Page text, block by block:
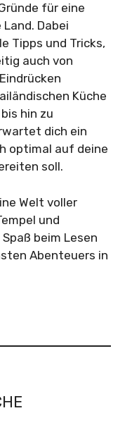
für eine
Dabei
Tipps und Tricks,
auch von
Küche
hin zu
dich ein
optimal auf deine
soll.
Welt voller
und
beim Lesen
Abenteuers in